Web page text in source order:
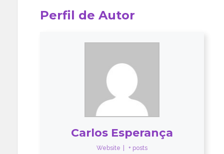
Perfil de Autor
Carlos Esperança
Website + posts